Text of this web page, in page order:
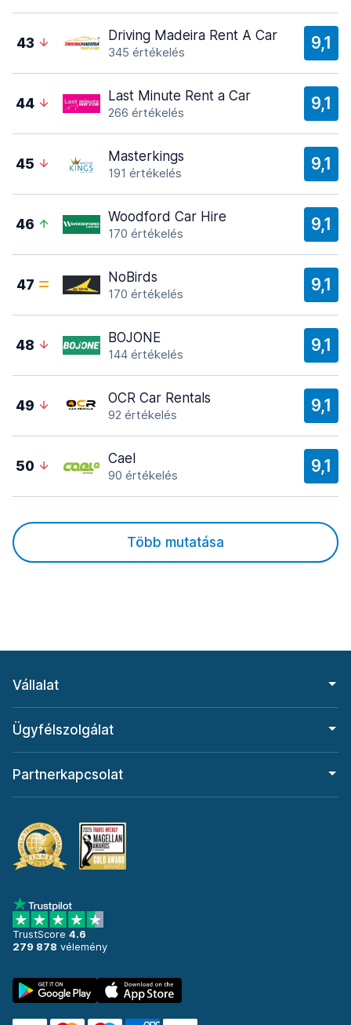
43 Driving Madeira Rent A Car
345 értékelés 9,1
44 Last Minute Rent a Car
266 értékelés 9,1
45 Masterkings
191 értékelés 9,1
46 Woodford Car Hire
170 értékelés 9,1
47 NoBirds
170 értékelés 9,1
48 BOJONE
144 értékelés 9,1
49 OCR Car Rentals
92 értékelés 9,1
50 Cael
90 értékelés 9,1
Több mutatása
Vállalat
Ügyfélszolgálat
Partnerkapcsolat
TrustScore 4.6
279 878 vélemény